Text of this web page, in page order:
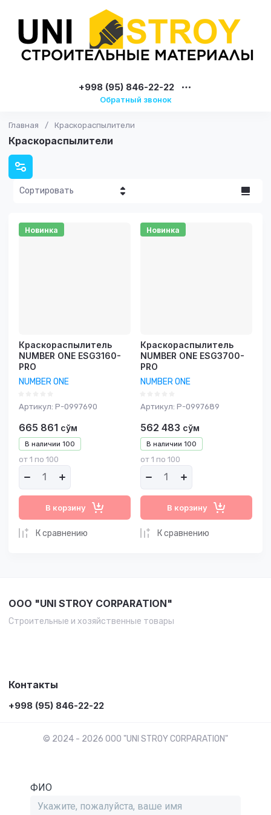
+998 (95) 846-22-22
Обратный звонок
Главная / Краскораспылители
Краскораспылители
Сортировать
Цена -
Новинка
Краскораспылитель
NUMBER ONE ESG3160-
PRO
NUMBER ONE
Артикул: P-0997690
В наличии 100
665 861 сўм
от 1 по 100
В корзину
К сравнению
Новинка
Краскораспылитель
NUMBER ONE ESG3700-
PRO
NUMBER ONE
Артикул: P-0997689
В наличии 100
562 483 сўм
от 1 по 100
В корзину
К сравнению
OOO "UNI STROY CORPARATION"
Строительные и хозяйственные товары
Контакты
+998 (95) 846-22-22
© 2024 - 2026 OOO "UNI STROY CORPARATION"